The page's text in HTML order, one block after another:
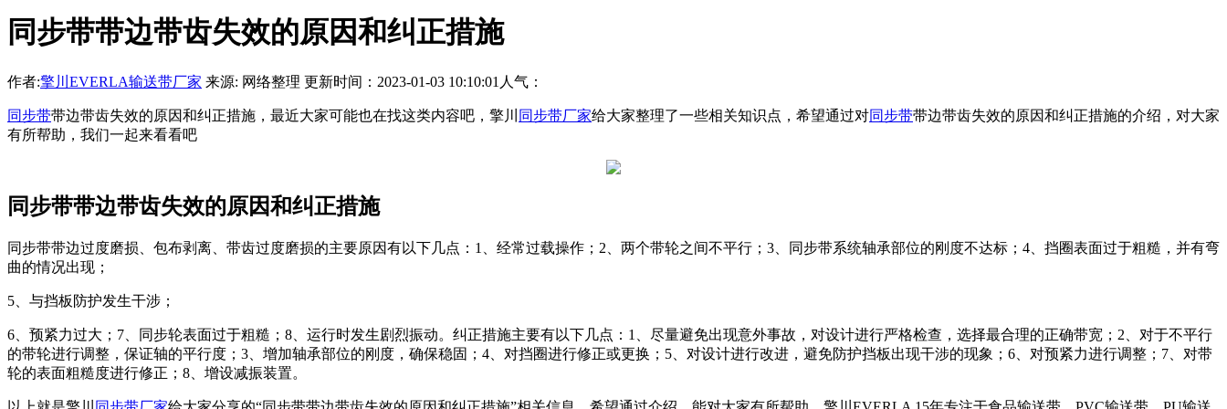
同步带带边带齿失效的原因和纠正措施
作者:擎川EVERLA输送带厂家 来源: 网络整理 更新时间：2023-01-03 10:10:01 人气：
同步带带边带齿失效的原因和纠正措施，最近大家可能也在找这类内容吧，擎川 同步带厂家给大家整理了一些相关知识点，希望通过对同步带带边带齿失效的原因和纠正措施的介绍，对大家
有所帮助，我们一起来看看吧
同步带带边带齿失效的原因和纠正措施
同步带带边过度磨损、包布剥离、带齿过度磨损的主要原因有以下几点：1、经常过载操作；2、两个带轮之间不平行；3、同步带系统轴承部位的刚度不达标；4、挡圈表面过于粗糙，并有弯
曲的情况出现；
5、与挡板防护发生干涉；
6、预紧力过大；7、同步轮表面过于粗糙；8、运行时发生剧烈振动。纠正措施主要有以下几点：1、尽量避免出现意外事故，对设计进行严格检查，选择最合理的正确带宽；2、对于不平行
的带轮进行调整，保证轴的平行度；3、增加轴承部位的刚度，确保稳固；4、对挡圈进行修正或更换；5、对设计进行改进，避免防护挡板出现干涉的现象；6、对预紧力进行调整；7、对带
轮的表面粗糙度进行修正；8、增设减振装置。